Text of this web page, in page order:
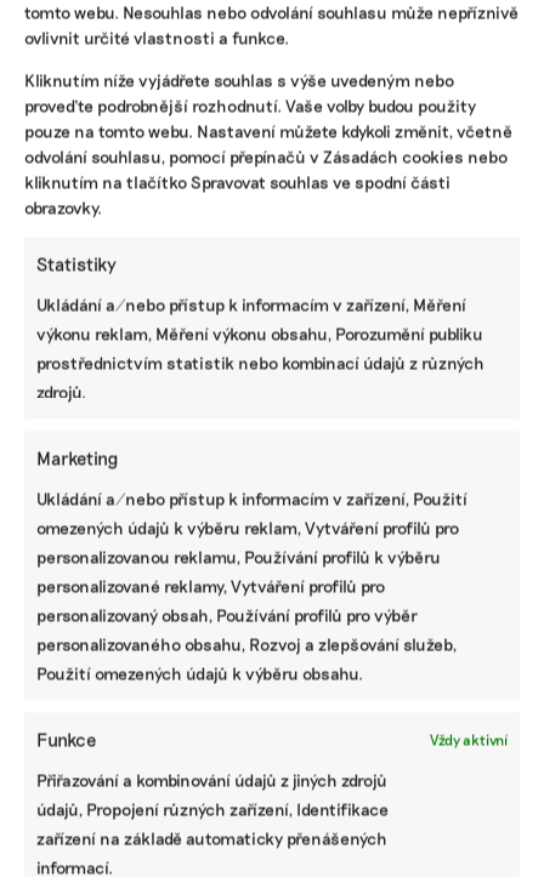
tomto webu. Nesouhlas nebo odvolání souhlasu může nepříznivě
ovlivnit určité vlastnosti a funkce.
Kliknutím níže vyjádřete souhlas s výše uvedeným nebo
proveďte podrobnější rozhodnutí. Vaše volby budou použity
pouze na tomto webu. Nastavení můžete kdykoli změnit, včetně
odvolání souhlasu, pomocí přepínačů v Zásadách cookies nebo
kliknutím na tlačítko Spravovat souhlas ve spodní části
obrazovky.
Statistiky
Ukládání a/nebo přístup k informacím v zařízení, Měření
výkonu reklam, Měření výkonu obsahu, Porozumění publiku
prostřednictvím statistik nebo kombinací údajů z různých
zdrojů.
Marketing
Ukládání a/nebo přístup k informacím v zařízení, Použití
omezených údajů k výběru reklam, Vytváření profilů pro
personalizovanou reklamu, Používání profilů k výběru
personalizované reklamy, Vytváření profilů pro
personalizovaný obsah, Používání profilů pro výběr
personalizovaného obsahu, Rozvoj a zlepšování služeb,
Použití omezených údajů k výběru obsahu.
Funkce Vždy aktivní
Přiřazování a kombinování údajů z jiných zdrojů
údajů, Propojení různých zařízení, Identifikace
zařízení na základě automaticky přenášených
informací.
PODOBNÉ PŘÍSPĚVKY
Udržitelnost,
umění i
komunitní
se to také tebe
Hradišti
startuje tento
týden
Konference
SustainSport
Jak přestat
hrát ruletu s
Bold Future
ODEBÍREJTE NÁŠ NEWSLETTER
NEJNOVĚJŠÍ PODCAST